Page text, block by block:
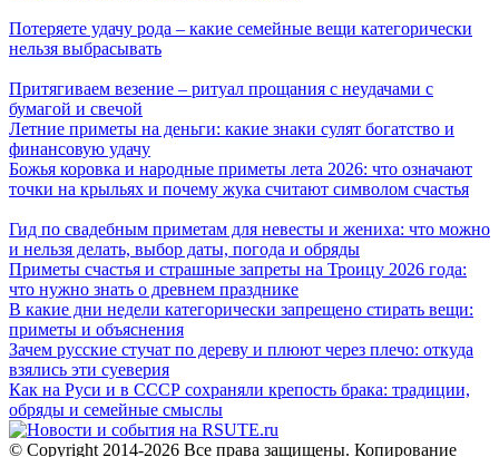
Потеряете удачу рода – какие семейные вещи категорически
нельзя выбрасывать
Притягиваем везение – ритуал прощания с неудачами с
бумагой и свечой
Летние приметы на деньги: какие знаки сулят богатство и
финансовую удачу
Божья коровка и народные приметы лета 2026: что означают
точки на крыльях и почему жука считают символом счастья
Гид по свадебным приметам для невесты и жениха: что можно
и нельзя делать, выбор даты, погода и обряды
Приметы счастья и страшные запреты на Троицу 2026 года:
что нужно знать о древнем празднике
В какие дни недели категорически запрещено стирать вещи:
приметы и объяснения
Зачем русские стучат по дереву и плюют через плечо: откуда
взялись эти суеверия
Как на Руси и в СССР сохраняли крепость брака: традиции,
обряды и семейные смыслы
© Copyright 2014-2026 Все права защищены. Копирование